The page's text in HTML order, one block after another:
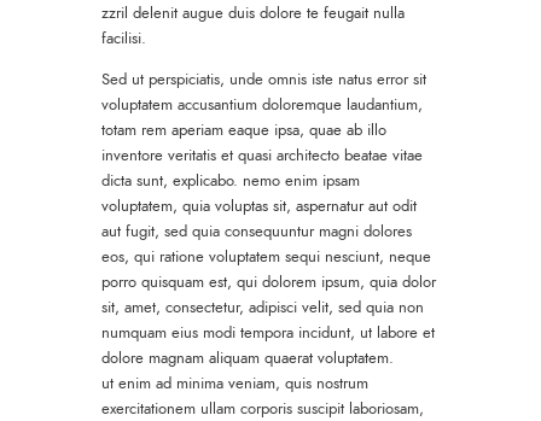
zzril delenit augue duis dolore te feugait nulla
facilisi.
Sed ut perspiciatis, unde omnis iste natus error sit
voluptatem accusantium doloremque laudantium,
totam rem aperiam eaque ipsa, quae ab illo
inventore veritatis et quasi architecto beatae vitae
dicta sunt, explicabo. nemo enim ipsam
voluptatem, quia voluptas sit, aspernatur aut odit
aut fugit, sed quia consequuntur magni dolores
eos, qui ratione voluptatem sequi nesciunt, neque
porro quisquam est, qui dolorem ipsum, quia dolor
sit, amet, consectetur, adipisci velit, sed quia non
numquam eius modi tempora incidunt, ut labore et
dolore magnam aliquam quaerat voluptatem.
ut enim ad minima veniam, quis nostrum
exercitationem ullam corporis suscipit laboriosam,